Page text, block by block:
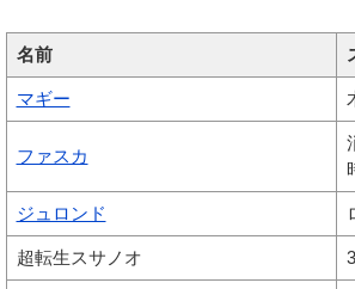
名前
マギー
ファスカ
ジュロンド
超転生スサノオ